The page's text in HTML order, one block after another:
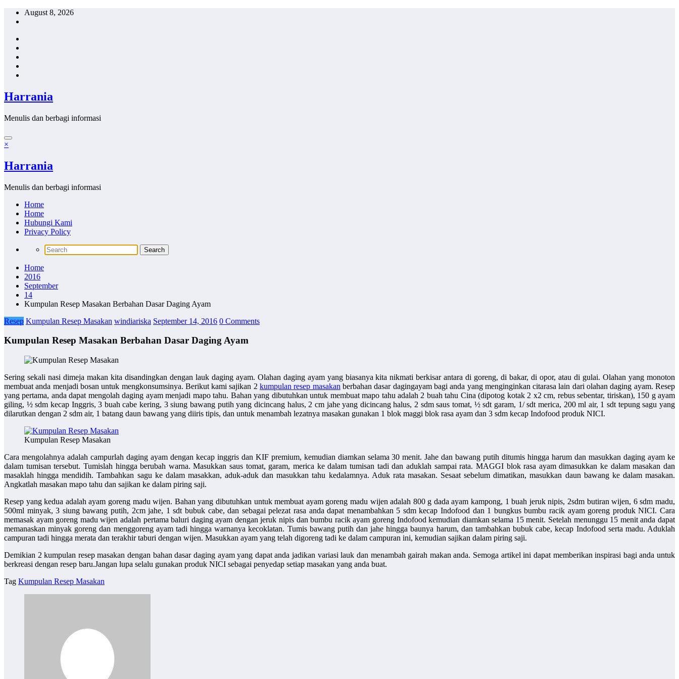
Skip
August 8, 2026
Harrania
Menulis dan berbagi informasi
×
Harrania
Menulis dan berbagi informasi
Home
Home
Hubungi Kami
Privacy Policy
Home
2016
September
14
Kumpulan Resep Masakan Berbahan Dasar Daging Ayam
Resep Kumpulan Resep Masakan windiariska September 14, 2016 0 Comments
Kumpulan Resep Masakan Berbahan Dasar Daging Ayam
Sering sekali nasi dimeja makan kita disandingkan dengan lauk daging ayam. Olahan daging ayam yang biasanya kita nikmati berkisar antara di goreng, di bakar, di opor, atau di gulai. Olahan yang monoton
membuat anda menjadi bosan untuk mengkonsumsinya. Berikut kami sajikan 2kumpulan resep masakan berbahan dasar dagingayam bagi anda yang menginginkan citarasa lain dari olahan daging ayam. Resep
yang pertama, anda dapat mengolah daging ayam menjadi mapo tahu. Bahan yang dibutuhkan untuk membuat mapo tahu adalah 2 buah tahu Cina (dipotog kotak 2 x2 cm, rebus sebentar, tiriskan), 150 g ayam
giling, ½ sdm kecap Inggris, 3 buah cabe kering, 3 siung bawang putih yang dicincang halus, 2 cm jahe yang dicincang halus, 2 sdm saus tomat, ½ sdt garam, 1/ sdt merica, 200 ml air, 1 sdt tepung sagu yang
dilarutkan dengan 2 sdm air, 1 batang daun bawang yang diiris tipis, dan untuk menambah lezatnya masakan gunakan 1 blok maggi blok rasa ayam dan 3 sdm kecap Indofood produk NICI.
Kumpulan Resep Masakan
Cara mengolahnya adalah campurlah daging ayam dengan kecap inggris dan KIF premium, kemudian diamkan selama 30 menit. Jahe dan bawang putih ditumis hingga harum dan masukkan daging ayam ke
dalam tumisan tersebut. Tumislah hingga berubah warna. Masukkan saus tomat, garam, merica ke dalam tumisan tadi dan aduklah sampai rata. MAGGI blok rasa ayam dimasukkan ke dalam masakan dan
masaklah hingga mendidih. Tambahkan sagu ke dalam masakkan, aduk-aduk dan masukkan tahu kedalamnya. Aduk rata masakan. Sesaat sebelum dimatikan, masukkan daun bawang ke dalam masakan.
Angkatlah masakan mapo tahu dan sajikan ke dalam piring saji.
Resep yang kedua adalah ayam goreng madu wijen. Bahan yang dibutuhkan untuk membuat ayam goreng madu wijen adalah 800 g dada ayam kampong, 1 buah jeruk nipis, 2sdm butiran wijen, 6 sdm madu,
500ml minyak, 3 siung bawang putih, 2cm jahe, 1 sdt bubuk cabe, dan sebagai pelezat rasa anda dapat menambahkan 5 sdm kecap Indofood dan 1 bungkus bumbu racik ayam goreng produk NICI. Cara
memasak ayam goreng madu wijen adalah pertama baluri daging ayam dengan jeruk nipis dan bumbu racik ayam goreng Indofood kemudian diamkan selama 15 menit. Setelah menunggu 15 menit anda dapat
memanaskan minyak goreng dan menggoreng ayam tadi hingga warnanya kecoklatan. Tumis bawang putih dan jahe hingga baunya harum, dan tambahkan bubuk cabe, kecap Indofood serta madu. Aduklah
campuran tadi hingga merata dan terakhir taburi dengan wijen. Masukkan ayam yang telah digoreng tadi ke dalam campuran ini, kemudian sajikan dalam piring saji.
Demikian 2kumpulan resep masakandengan bahan dasar daging ayam yang dapat anda jadikan variasi lauk dan menambah gairah makan anda. Semoga artikel ini dapat memberikan inspirasi bagi anda untuk
berkreasi dengan resep baru.Jangan lupa selalu gunakan produk NICI sebagai penyedap setiap masakan yang anda buat.
Tag Kumpulan Resep Masakan